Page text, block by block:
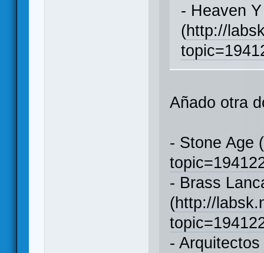
- Heaven
(http://
Añado otra
- Stone Age (
- Brass
(http://
-